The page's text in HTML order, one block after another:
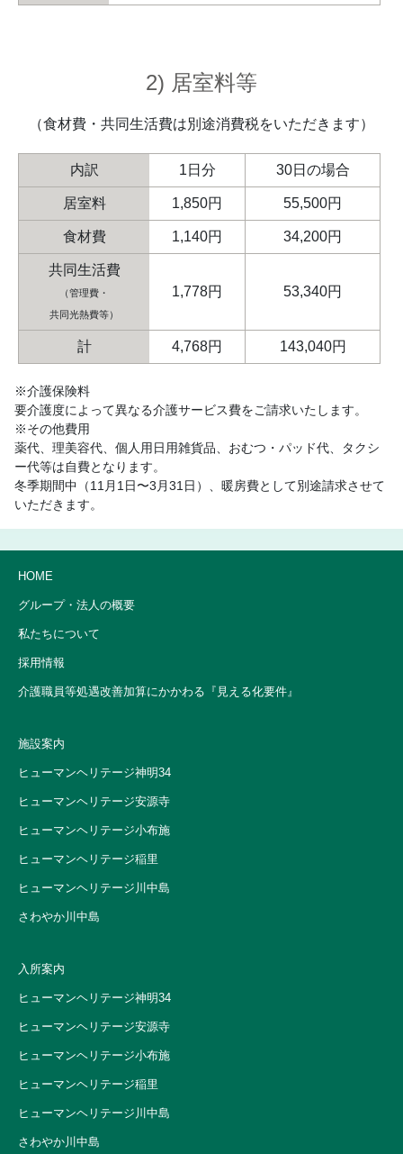
2) 居室料等
（食材費・共同生活費は別途消費税をいただきます）
内訳 1日分 30日の場合
居室料 1,850円 55,500円
食材費 1,140円 34,200円
共同生活費
（管理費・
共同光熱費等）
1,778円 53,340円
計 4,768円 143,040円
※介護保険料
要介護度によって異なる介護サービス費をご請求いたします。
※その他費用
薬代、理美容代、個人用日用雑貨品、おむつ・パッド代、タクシ
ー代等は自費となります。
冬季期間中（11月1日〜3月31日）、暖房費として別途請求させて
いただきます。
HOME
グループ・法人の概要
私たちについて
採用情報
介護職員等処遇改善加算にかかわる『見える化要件』
施設案内
ヒューマンヘリテージ神明34
ヒューマンヘリテージ安源寺
ヒューマンヘリテージ小布施
ヒューマンヘリテージ稲里
ヒューマンヘリテージ川中島
さわやか川中島
入所案内
ヒューマンヘリテージ神明34
ヒューマンヘリテージ安源寺
ヒューマンヘリテージ小布施
ヒューマンヘリテージ稲里
ヒューマンヘリテージ川中島
さわやか川中島